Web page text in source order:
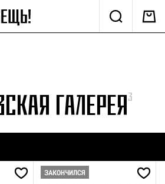
ГАЛЕРЕЯ3
ЗАКОНЧИЛСЯ